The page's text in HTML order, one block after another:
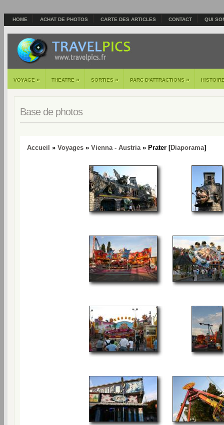
HOME ACHAT DE PHOTOS CARTE DES ARTICLES CONTACT QUI
VOYAGE » THEATRE » SORTIES » PARC D'ATTRACTIONS »
Base de photos
Accueil » Voyages » Vienna - Austria» Prater [Diaporama]